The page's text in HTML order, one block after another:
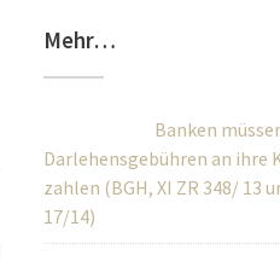
Mehr…
Banken
Darlehensgebühren an ihre
zahlen (BGH, XI ZR 348/ 13
17/14)